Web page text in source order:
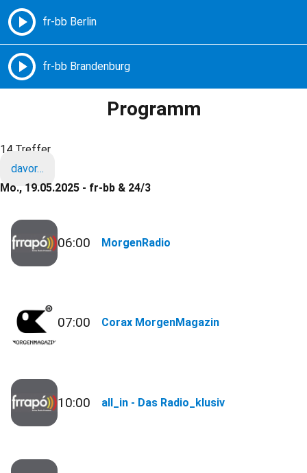
Freie Radios – Berlin Brandenburg
Programm
14 Treffer
davor…
Mo., 19.05.2025 - fr-bb & 24/3
06:00 MorgenRadio
07:00 Corax MorgenMagazin
10:00 all_in - Das Radio_klusiv